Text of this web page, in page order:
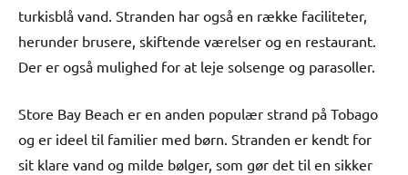
turkisblå vand. Stranden har også en række faciliteter,
herunder brusere, skiftende værelser og en restaurant.
Der er også mulighed for at leje solsenge og parasoller.
Store Bay Beach er en anden populær strand på Tobago
og er ideel til familier med børn. Stranden er kendt for
sit klare vand og milde bølger, som gør det til en sikker